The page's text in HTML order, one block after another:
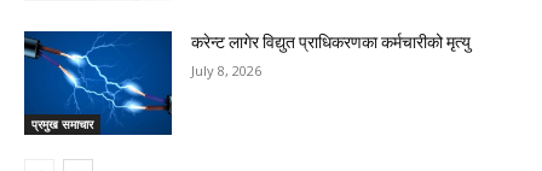
प्रमुख समाचार
करेन्ट लागेर विद्युत प्राधिकरणका कर्मचारीको मृत्यु
July 8, 2026